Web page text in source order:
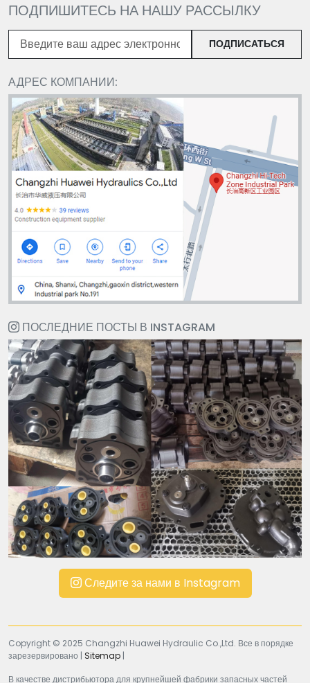
ПОДПИШИТЕСЬ НА НАШУ РАССЫЛКУ
ПОДПИСАТЬСЯ
АДРЕС КОМПАНИИ:
ПОСЛЕДНИЕ ПОСТЫ В INSTAGRAM
Следите за нами в Instagram
Copyright © 2025 Changzhi Huawei Hydraulic Co.,Ltd. Все в порядке
зарезервировано | Sitemap
В качестве дистрибьютора для крупнейшей фабрики запасных частей